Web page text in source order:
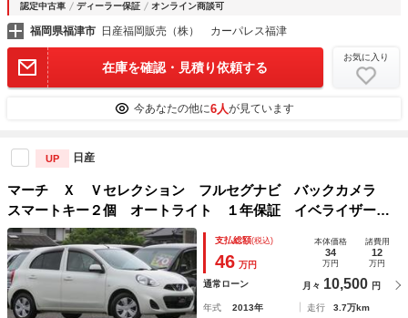
認定中古車 ディーラー保証 オンライン商談可
福岡県福津市 日産福岡販売（株） カーパレス福津
在庫を確認・見積り依頼する
お気に入り
今あなたの他に6人が見ています
UP 日産
マーチ Ｘ Ｖセレクション フルセグナビ バックカメラ
スマートキー２個 オートライト １年保証 イベライザー
アイドリングストップ プッシュスタート 電動格納ミラー
走行距離３７，４００キロ エアバッグ ＡＢＳ
支払総額(税込)
46 万円
本体価格
34
万円
諸費用
12
万円
通常ローン 月々 10,500 円
年式 2013年 走行
3.7万km